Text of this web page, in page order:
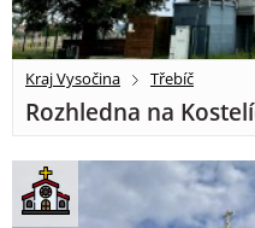
Kraj Vysočina Třebíč
Rozhledna na